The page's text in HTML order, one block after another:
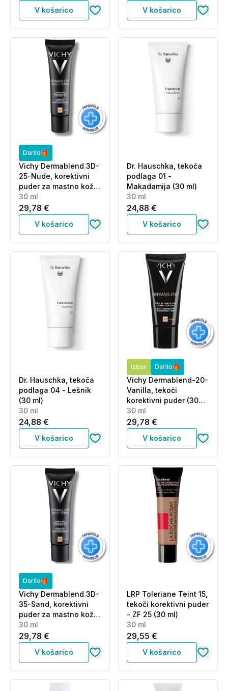
V košarico V košarico
Darilo🎁
Vichy Dermablend 3D-
25-Nude, korektivni
puder za mastno kožo,
nagnjeno k aknam (30
ml)
30 ml
29,78 €
V košarico
Dr. Hauschka, tekoča
podlaga 01 -
Makadamija (30 ml)
30 ml
24,88 €
V košarico
Dr. Hauschka, tekoča
podlaga 04 - Lešnik
(30 ml)
30 ml
24,88 €
V košarico
Izbor Darilo🎁
Vichy Dermablend-20-
Vanilla, tekoči
korektivni puder (30
ml)
30 ml
29,78 €
V košarico
Darilo🎁
Vichy Dermablend 3D-
35-Sand, korektivni
puder za mastno kožo,
nagnjeno k aknam (30
ml)
30 ml
29,78 €
V košarico
LRP Toleriane Teint 15,
tekoči korektivni puder
- ZF 25 (30 ml)
30 ml
29,55 €
V košarico